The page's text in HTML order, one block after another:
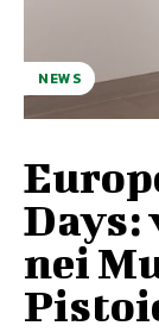
NEWS
nei